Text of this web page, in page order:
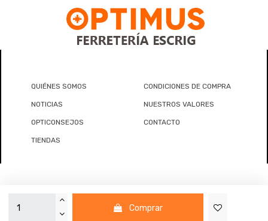
Comprar
QUIÉNES SOMOS CONDICIONES DE COMPRA
NOTICIAS NUESTROS VALORES
OPTICONSEJOS CONTACTO
TIENDAS
OPTIMUS - FERRETERÍA ESCRIG, 2024 - -Política de